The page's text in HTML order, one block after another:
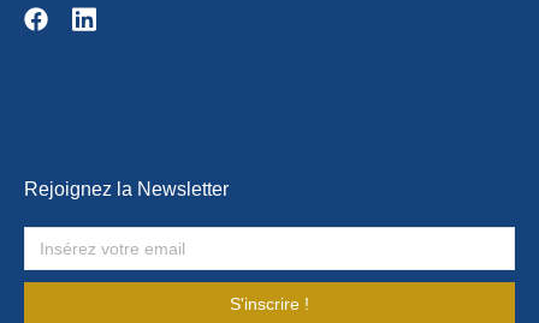
Rejoignez la Newsletter
S'inscrire !